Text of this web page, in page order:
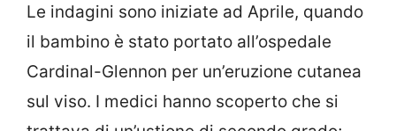
Le indagini sono iniziate ad Aprile, quando
il bambino è stato portato all’ospedale
Cardinal-Glennon per un’eruzione cutanea
sul viso. I medici hanno scoperto che si